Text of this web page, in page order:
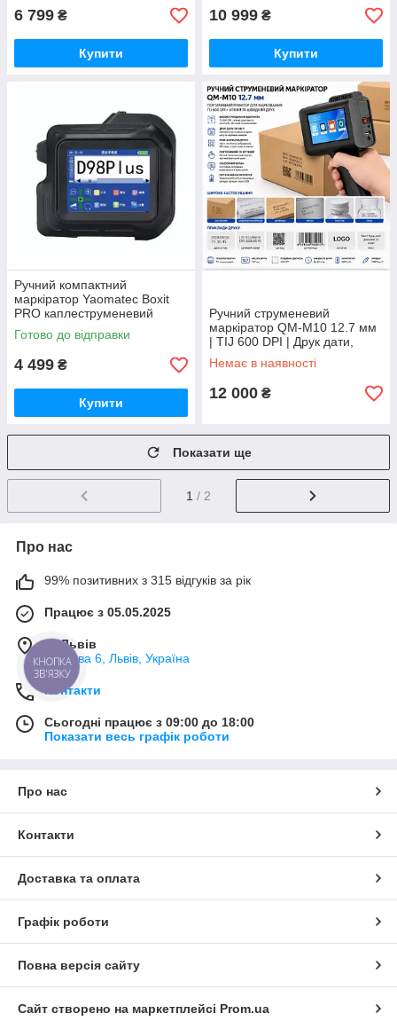
6 799 ₴
Купити
10 999 ₴
Купити
Ручний компактний
маркіратор Yaomatec Boxit
PRO каплеструменевий
принтер-датувальник 12.7
мм, 600 dpi, DWS система
Готово до відправки
4 499 ₴
Купити
Ручний струменевий
маркіратор QM-M10 12.7 мм
| TIJ 600 DPI | Друк дати,
логотипів, QR-кодів |
Портативний принтер для
Немає в наявності
12 000 ₴
Показати ще
1 / 2
Про нас
99% позитивних з 315 відгуків за рік
Працює з 05.05.2025
м. Львів
Плугова 6, Львів, Україна
Контакти
Сьогодні працює з 09:00 до 18:00
Показати весь графік роботи
Про нас
Контакти
Доставка та оплата
Графік роботи
Повна версія сайту
Сайт створено на маркетплейсі Prom.ua
КНОПКА
ЗВ'ЯЗКУ